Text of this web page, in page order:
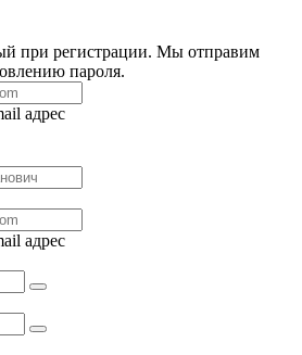
при регистрации. Мы отправим
пароля.
адрес
адрес